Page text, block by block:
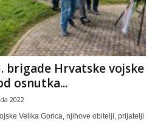
brigade Hrvatske vojske
osnutka...
2022
Velika Gorica, njihove obitelji, prijatelji